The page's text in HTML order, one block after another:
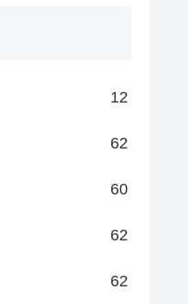
12
62
60
62
62